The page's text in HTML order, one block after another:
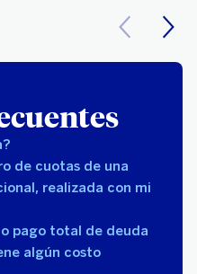
de cuotas de una
realizada con mi
pago total de deuda
algún costo